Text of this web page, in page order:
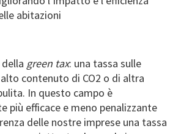
abitazioni
green tax: una tassa sulle
contenuto di CO2 o di altra
In questo campo è
più efficace e meno penalizzante
delle nostre imprese una tassa